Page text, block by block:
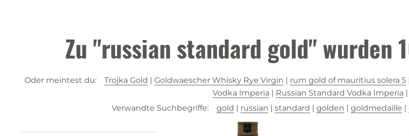
Zu "russian standard gold" wurden
Oder meintest du: Trojka Gold | Goldwaescher Whisky Rye Virgin | rum gold of mauritius solera 5 |
Vodka Imperia | Russian Standard Vodka Imperia |
Verwandte Suchbegriffe:
gold | russian | standard | golden | goldmedaille |